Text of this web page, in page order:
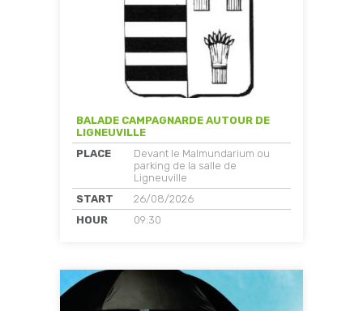
BALADE CAMPAGNARDE AUTOUR DE
LIGNEUVILLE
PLACE
Devant le Malmundarium ou
parking de la salle de
Ligneuville
START
26/08/2026
HOUR
09:30